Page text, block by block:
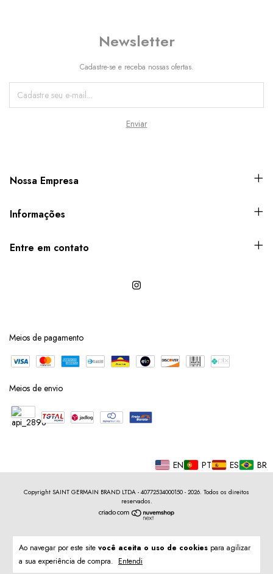
Ao navegar por este site você aceita o uso de cookies para agilizar
a sua experiência de compra. Entendi
Newsletter
Cadastre-se e receba nossas ofertas.
Nossa Empresa
Informações
Entre em contato
Meios de pagamento
Meios de envio
EN PT ES BR
Copyright SAINT GERMAIN BRAND LTDA - 40772534000150 - 2026. Todos os direitos
reservados.